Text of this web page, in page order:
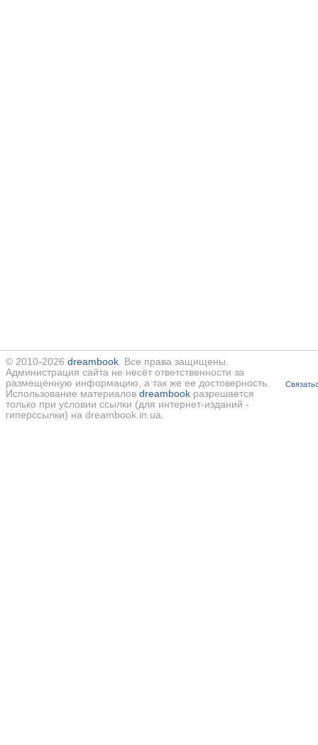
© 2010-2026 dreambook. Все права защищены.
Администрация сайта не несёт ответственности за
размещённую информацию, а так же ее достоверность.
Использование материалов dreambook разрешается
только при условии ссылки (для интернет-изданий -
гиперссылки) на dreambook.in.ua.